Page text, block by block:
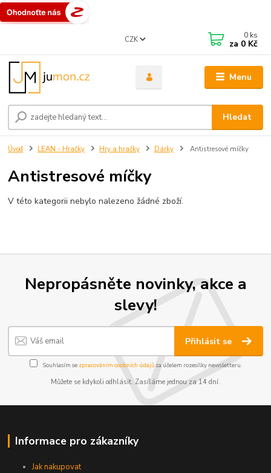
Menu
CZK
Hledat
0 ks
za 0 Kč
Úvod LEAN - Hračky Hry a hračky Dárky Antistresové míčky
Antistresové míčky
V této kategorii nebylo nalezeno žádné zboží.
Nepropásněte novinky, akce a
slevy!
Přihlásit se
Souhlasím se zpracováním osobních údajůza účelem rozesílky newsletteru.
Můžete se kdykoli odhlásit. Zasíláme jednou za 14 dní.
Informace pro zákazníky
Jak nakupovat